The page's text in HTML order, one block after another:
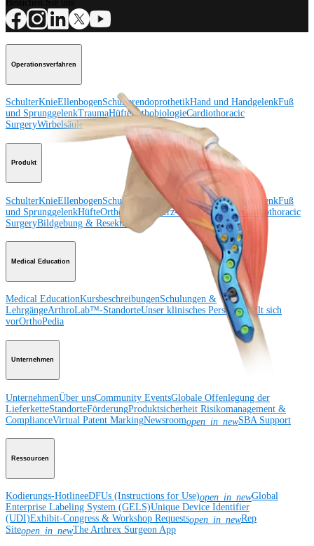
Operationsverfahren
SchulterKnieEllenbogenSchulterendoprothetikHand und HandgelenkFuß
und SprunggelenkTraumaHüfteOrthobiologieCardiothoracic
SurgeryWirbelsäule
Produkt
SchulterKnieEllenbogenSchulterendoprothetikHand und HandgelenkFuß
und SprunggelenkHüfteOrthobiologie Herz-ThoraxchirurgieCardiothoracic
SurgeryBildgebung & Resektion
Medical Education
Medical EducationKursbeschreibungenSchulungen &
LehrgängeArthroLab™-StandorteUnser klinisches Personal stellt sich
vorOrthoPedia
Unternehmen
UnternehmenÜber unsCommunity EventsGlobale Offenlegung der
LieferketteStandorteFörderungProduktsicherheit Risikomanagement &
ComplianceVirtual Patent MarkingNewsroomopen_in_newSBA Support
Ressourcen
Kodierungs-HotlineeDFUs (Instructions for Use)open_in_newGlobal
Enterprise Labeling System (GELS)Unique Device Identifier
(UDI)Exhibit-Congress & Workshop Requestsopen_in_newRep
Siteopen_in_newThe Arthrex Surgeon App